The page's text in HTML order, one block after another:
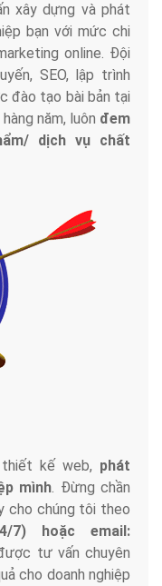
xây dựng và phát
bạn với mức chi
online. Đội
SEO, lập trình
đào tạo bài bản tại
năm, luôn đem
dịch vụ chất
kế web, phát
mình. Đừng chần
cho chúng tôi theo
7) hoặc email:
tư vấn chuyên
cho doanh nghiệp